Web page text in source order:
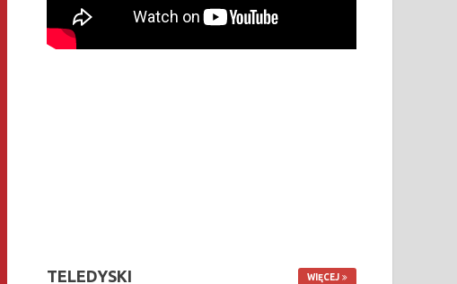
TELEDYSKI WIĘCEJ